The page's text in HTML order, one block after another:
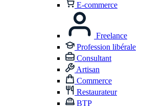
E-commerce
Freelance
Profession libérale
Consultant
Artisan
Commerce
Restaurateur
BTP